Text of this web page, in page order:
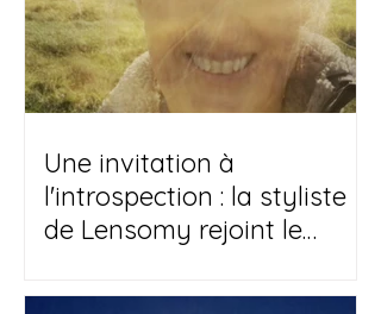
Une invitation à
l'introspection : la styliste
de Lensomy rejoint le